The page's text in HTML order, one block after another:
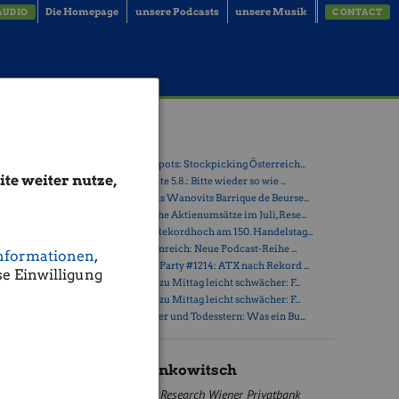
weiter nutze,
,
Einwilligung
Die Homepage unsere Podcasts unsere Musik CONTACT
einen
die
Tief im
» Österreich-Depots: Stockpicking Österreich...
» Börsegeschichte 5.8.: Bitte wieder so wie ...
» Nachlese: Hans Wanovits Barrique de Beurse...
» PIR-News: Hohe Aktienumsätze im Juli, Rese...
» ATX erreicht Rekordhoch am 150. Handelstag...
» Drastil & Seltenreich: Neue Podcast-Reihe ...
» Wiener Börse Party #1214: ATX nach Rekord ...
» Wiener Börse zu Mittag leicht schwächer: F...
» Wiener Börse zu Mittag leicht schwächer: F...
» Zwischen Polier und Todesstern: Was ein Bu...
Mario Tunkowitsch
Research Wiener Privatbank